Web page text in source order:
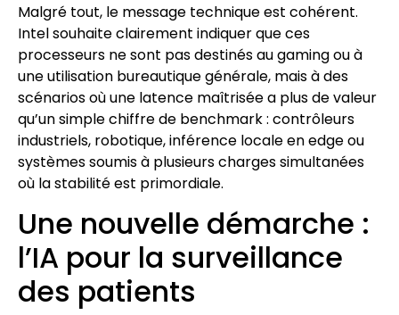
Malgré tout, le message technique est cohérent.
Intel souhaite clairement indiquer que ces
processeurs ne sont pas destinés au gaming ou à
une utilisation bureautique générale, mais à des
scénarios où une latence maîtrisée a plus de valeur
qu’un simple chiffre de benchmark : contrôleurs
industriels, robotique, inférence locale en edge ou
systèmes soumis à plusieurs charges simultanées
où la stabilité est primordiale.
Une nouvelle démarche :
l’IA pour la surveillance
des patients